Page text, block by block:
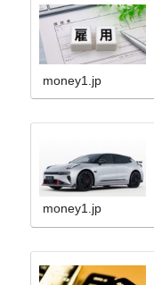
money1.jp
money1.jp